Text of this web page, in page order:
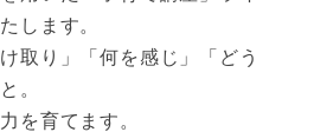
します。
取り」「何を感じ」「どう
。
を育てます。